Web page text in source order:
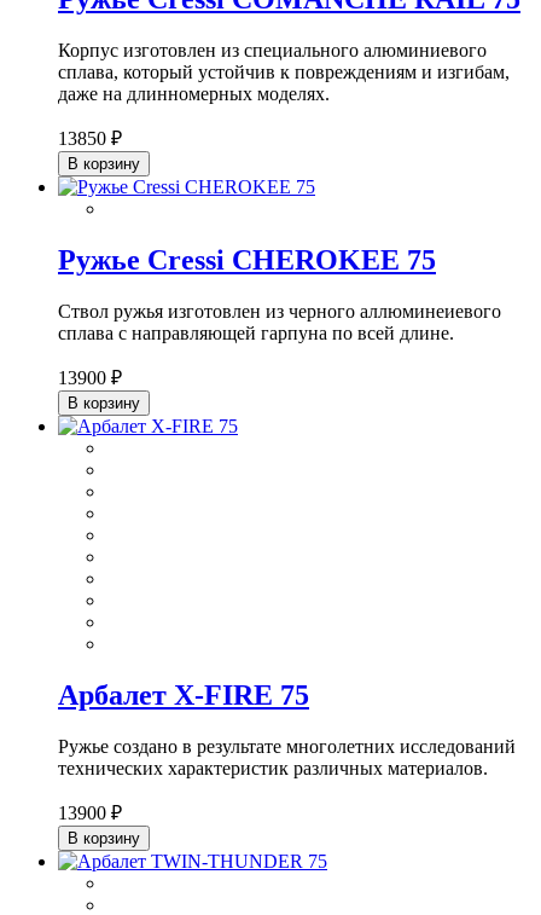
Корпус изготовлен из специального алюминиевого
сплава, который устойчив к повреждениям и изгибам,
даже на длинномерных моделях.
13850 ₽
В корзину
Ружье Cressi CHEROKEE 75
Ствол ружья изготовлен из черного аллюминеиевого
сплава с направляющей гарпуна по всей длине.
13900 ₽
В корзину
Арбалет X-FIRE 75
Ружье создано в результате многолетних исследований
технических характеристик различных материалов.
13900 ₽
В корзину